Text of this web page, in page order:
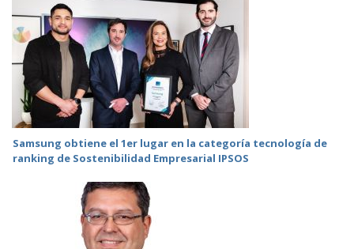
Samsung obtiene el 1er lugar en la categoría tecnología de
ranking de Sostenibilidad Empresarial IPSOS